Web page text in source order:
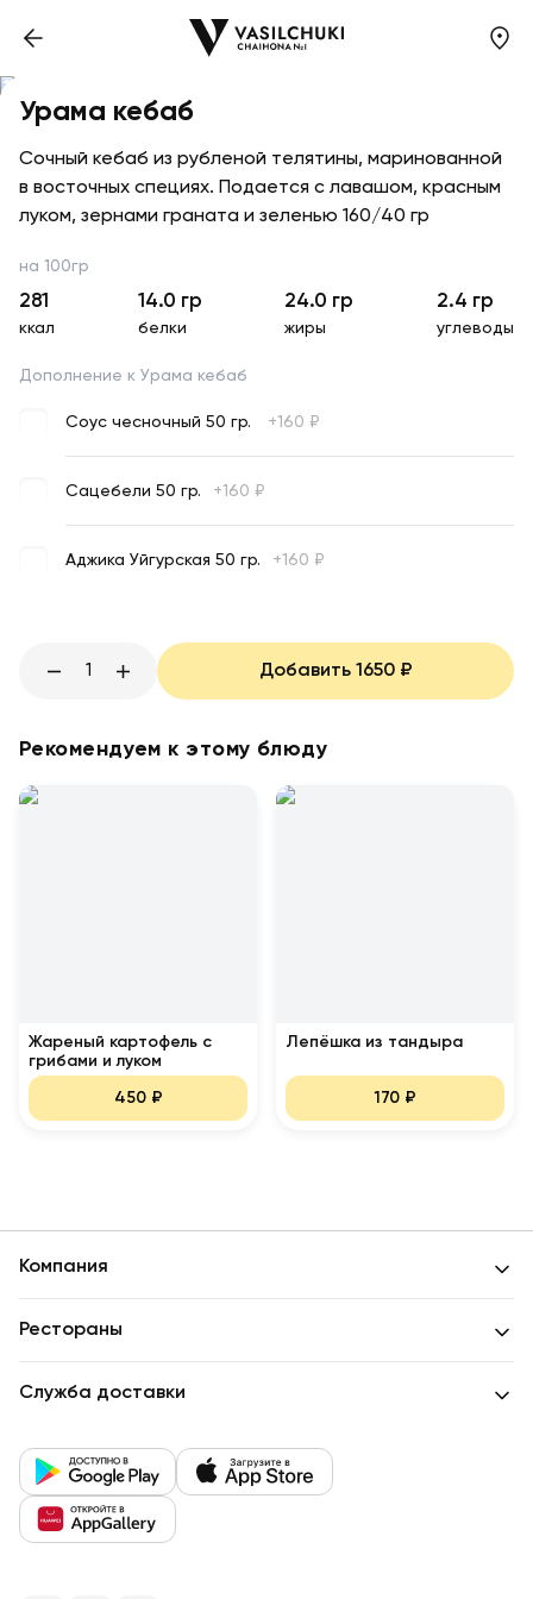
Урама кебаб
Сочный кебаб из рубленой телятины, маринованной
в восточных специях. Подается с лавашом, красным
луком, зернами граната и зеленью 160/40 гр
на 100гр
281
ккал
14.0 гр
белки
24.0 гр
жиры
2.4 гр
углеводы
Дополнение к Урама кебаб
Соус чесночный 50 гр. +160 ₽
Сацебели 50 гр. +160 ₽
Аджика Уйгурская 50 гр. +160 ₽
1 Добавить 1650₽
Рекомендуем к этому блюду
Жареный картофель с
грибами и луком
450₽
Лепёшка из тандыра
170 ₽
Компания
Рестораны
Служба доставки